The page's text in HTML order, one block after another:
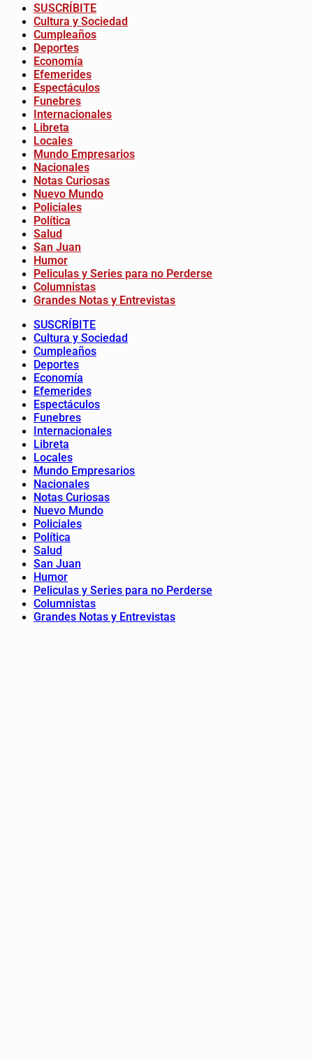
SUSCRÍBITE
Cultura y Sociedad
Cumpleaños
Deportes
Economía
Efemerides
Espectáculos
Funebres
Internacionales
Libreta
Locales
Mundo Empresarios
Nacionales
Notas Curiosas
Nuevo Mundo
Policiales
Política
Salud
San Juan
Humor
Peliculas y Series para no Perderse
Columnistas
Grandes Notas y Entrevistas
SUSCRÍBITE
Cultura y Sociedad
Cumpleaños
Deportes
Economía
Efemerides
Espectáculos
Funebres
Internacionales
Libreta
Locales
Mundo Empresarios
Nacionales
Notas Curiosas
Nuevo Mundo
Policiales
Política
Salud
San Juan
Humor
Peliculas y Series para no Perderse
Columnistas
Grandes Notas y Entrevistas